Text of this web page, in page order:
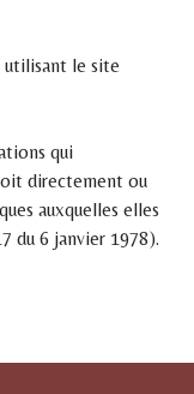
le site
qui
directement ou
auxquelles elles
du 6 janvier 1978).